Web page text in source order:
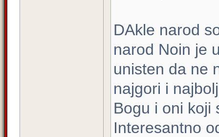
DAkle narod
narod Noin je
unisten da ne
najgori i
Bogu i oni koji
Interesantno